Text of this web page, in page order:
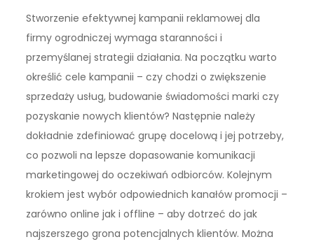
Stworzenie efektywnej kampanii reklamowej dla
firmy ogrodniczej wymaga staranności i
przemyślanej strategii działania. Na początku warto
określić cele kampanii – czy chodzi o zwiększenie
sprzedaży usług, budowanie świadomości marki czy
pozyskanie nowych klientów? Następnie należy
dokładnie zdefiniować grupę docelową i jej potrzeby,
co pozwoli na lepsze dopasowanie komunikacji
marketingowej do oczekiwań odbiorców. Kolejnym
krokiem jest wybór odpowiednich kanałów promocji –
zarówno online jak i offline – aby dotrzeć do jak
najszerszego grona potencjalnych klientów. Można